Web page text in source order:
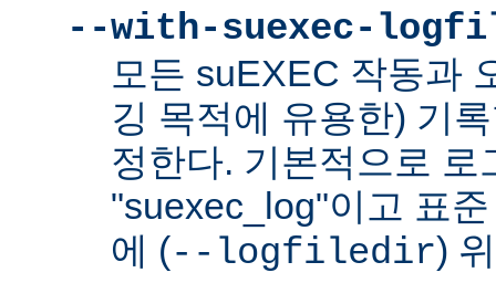
--with-suexec-
모든 suEXEC 작동과
깅 목적에 유용한) 기
정한다. 기본적으로 로
"suexec_log"이고 표
에 (--logfiledir)